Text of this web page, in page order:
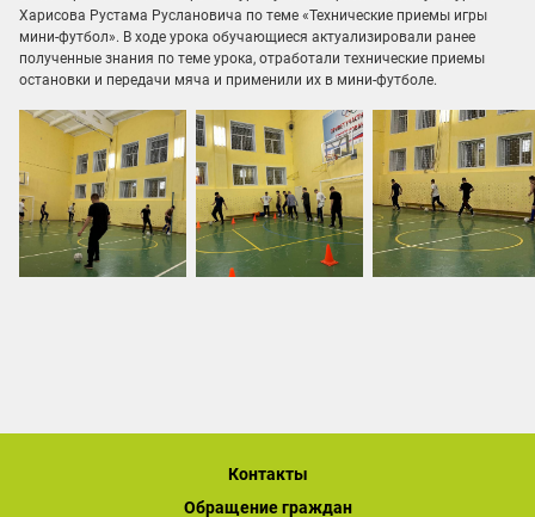
Харисова Рустама Руслановича по теме «Технические приемы игры
мини-футбол». В ходе урока обучающиеся актуализировали ранее
полученные знания по теме урока, отработали технические приемы
остановки и передачи мяча и применили их в мини-футболе.
Контакты
Обращение граждан